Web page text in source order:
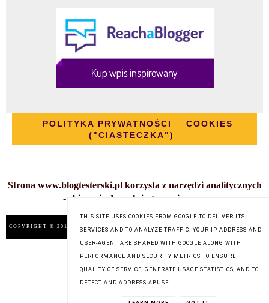
POLITYKA PRYWATNOŚCI
COOKIES
("CIASTECZKA")
Strona www.blogtesterski.pl korzysta z narzędzi analitycznych
- zbieranie danych jest anonimowe.
COPYRIGHT © 2014
KAROGRAFIA.PL
THIS SITE USES COOKIES FROM GOOGLE TO DELIVER ITS
SERVICES AND TO ANALYZE TRAFFIC. YOUR IP ADDRESS AND
USER-AGENT ARE SHARED WITH GOOGLE ALONG WITH
PERFORMANCE AND SECURITY METRICS TO ENSURE
QUALITY OF SERVICE, GENERATE USAGE STATISTICS, AND TO
DETECT AND ADDRESS ABUSE.